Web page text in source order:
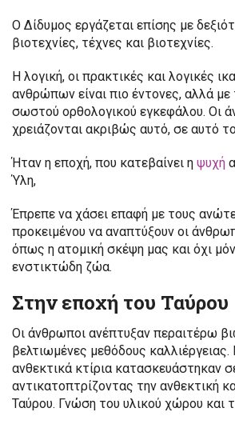
Ο Δίδυμος εργάζεται επίσης με
βιοτεχνίες, τέχνες και βιοτεχνίες.
Η λογική, οι πρακτικές και λογικές
ανθρώπων είναι πιο έντονες, αλλά με
σωστού ορθολογικού εγκεφάλου. Οι
χρειάζονται ακριβώς αυτό, σε αυτό
Ήταν η εποχή, που κατεβαίνει η ψυχή
Ύλη,
Έπρεπε να χάσει επαφή με τους
προκειμένου να αναπτύξουν οι
όπως η ατομική σκέψη μας και όχι
ενστικτώδη ζώα.
Στην εποχή του Ταύρου
Οι άνθρωποι ανέπτυξαν περαιτέρω
βελτιωμένες μεθόδους
ανθεκτικά κτίρια κατασκευάστηκαν
αντικατοπτρίζοντας την ανθεκτική
Ταύρου. Γνώση του υλικού χώρου και